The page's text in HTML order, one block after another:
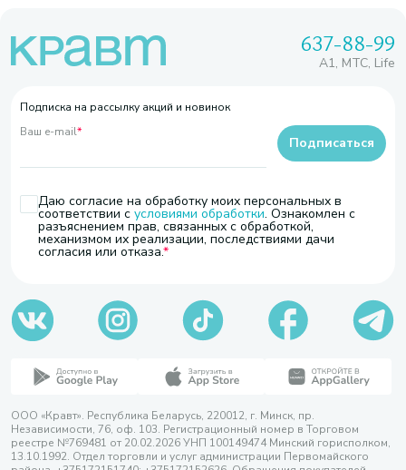
637-88-99
A1, МТС, Life
Подписка на рассылку акций и новинок
Ваш e-mail*
Даю согласие на обработку моих персональных в
соответствии с условиями обработки. Ознакомлен с
разъяснением прав, связанных с обработкой,
механизмом их реализации, последствиями дачи
согласия или отказа.
Подписаться
ООО «Кравт». Республика Беларусь, 220012, г. Минск, пр.
Независимости, 76, оф. 103. Регистрационный номер в Торговом
реестре №769481 от 20.02.2026 УНП 100149474 Минский горисполком,
13.10.1992. Отдел торговли и услуг администрации Первомайского